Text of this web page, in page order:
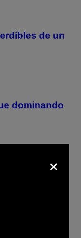
de un
dominando
en
×